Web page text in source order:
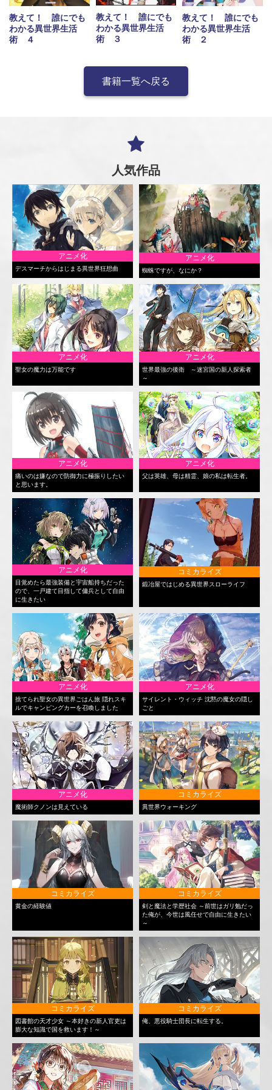
教えて！ 誰にでも
わかる異世界生活
術 ４
教えて！ 誰にでも
わかる異世界生活
術 ３
教えて！ 誰にでも
わかる異世界生活
術 ２
書籍一覧へ戻る
人気作品
アニメ化
デスマーチからはじまる異世界狂想曲
アニメ化
蜘蛛ですが、なにか？
アニメ化
聖女の魔力は万能です
アニメ化
世界最強の後衛 ～迷宮国の新人探索者
～
アニメ化
痛いのは嫌なので防御力に極振りしたい
と思います。
アニメ化
父は英雄、母は精霊、娘の私は転生者。
アニメ化
目覚めたら最強装備と宇宙船持ちだった
ので、一戸建て目指して傭兵として自由
に生きたい
コミカライズ
鍛冶屋ではじめる異世界スローライフ
アニメ化
捨てられ聖女の異世界ごはん旅 隠れスキ
ルでキャンピングカーを召喚しました
アニメ化
サイレント・ウィッチ 沈黙の魔女の隠し
ごと
アニメ化
魔術師クノンは見えている
コミカライズ
異世界ウォーキング
コミカライズ
黄金の経験値
コミカライズ
剣と魔法と学歴社会 ～前世はガリ勉だっ
た俺が、今世は風任せで自由に生きたい
～
コミカライズ
図書館の天才少女 ～本好きの新人官吏は
膨大な知識で国を救います！～
コミカライズ
俺、悪役騎士団長に転生する。